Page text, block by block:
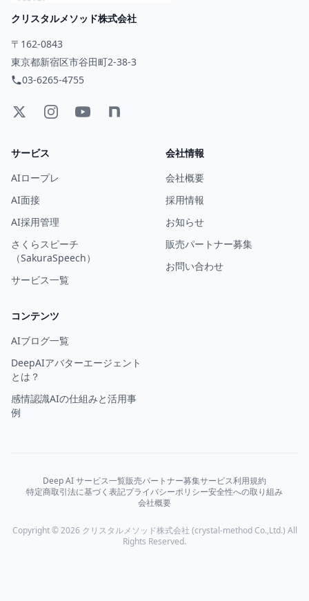
クリスタルメソッド株式会社
〒162-0843
東京都新宿区市谷田町2-38-3
03-6265-4755
サービス
AIロープレ
AI面接
AI採用管理
さくらスピーチ
（SakuraSpeech）
サービス一覧
会社情報
会社概要
採用情報
お知らせ
販売パートナー募集
お問い合わせ
コンテンツ
AIブログ一覧
DeepAIアバターエージェント
とは？
感情認識AIの仕組みと活用事
例
Deep AI サービス一覧販売パートナー募集サービス利用規約
特定商取引法に基づく表記プライバシーポリシー安全性への取り組み
会社概要
Copyright © 2026 クリスタルメソッド株式会社 (crystal-method Co.,Ltd.) All
Rights Reserved.